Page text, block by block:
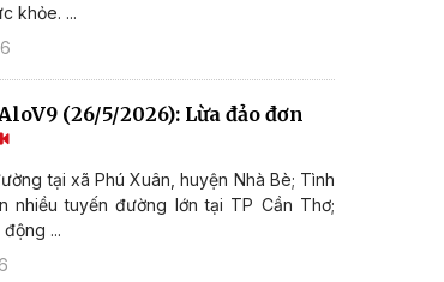
khỏe. ...
(26/5/2026): Lừa đảo đơn
tại xã Phú Xuân, huyện Nhà Bè; Tình
nhiều tuyến đường lớn tại TP Cần Thơ;
...